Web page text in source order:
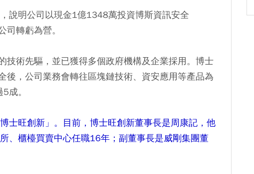
說明公司以現金1億1348萬投資博斯資訊安全
轉虧為營。
技術先驅，並已獲得多個政府機構及企業採用。博士
後，公司業務會轉往區塊鏈技術、資安應用等產品為
成。
士旺創新」。目前，博士旺創新董事長是周康記，他
、櫃檯買賣中心任職16年；副董事長是威剛集團董